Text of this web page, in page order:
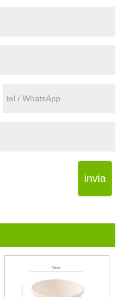
invia